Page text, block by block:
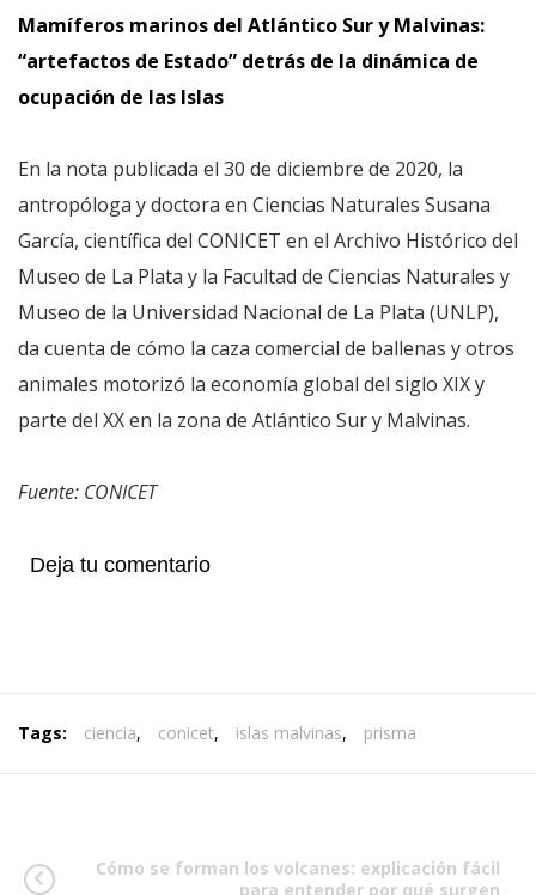
Mamíferos marinos del Atlántico Sur y Malvinas:
“artefactos de Estado” detrás de la dinámica de
ocupación de las Islas
En la nota publicada el 30 de diciembre de 2020, la
antropóloga y doctora en Ciencias Naturales Susana
García, científica del CONICET en el Archivo Histórico del
Museo de La Plata y la Facultad de Ciencias Naturales y
Museo de la Universidad Nacional de La Plata (UNLP),
da cuenta de cómo la caza comercial de ballenas y otros
animales motorizó la economía global del siglo XIX y
parte del XX en la zona de Atlántico Sur y Malvinas.
Fuente: CONICET
Deja tu comentario
Tags: ciencia, conicet, islas malvinas, prisma
Cómo se forman los volcanes: explicación fácil
para entender por qué surgen